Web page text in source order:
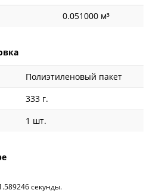
0.051000 м³
Полиэтиленовый пакет
333 г.
1 шт.
секунды.